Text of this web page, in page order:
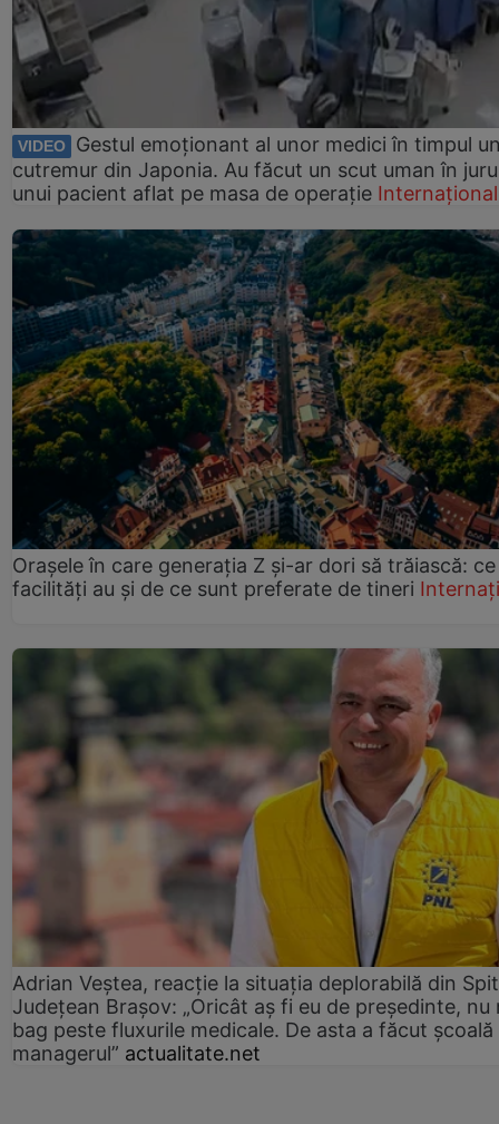
VIDEO
Gestul emoționant al unor medici în timpul
cutremur din Japonia. Au făcut un scut uman în
unui pacient aflat pe masa de operație Internațional
Orașele în care generația Z și-ar dori să trăiască: ce
facilități au și de ce sunt preferate de tineri
Adrian Veștea, reacție la situația deplorabilă din
Județean Brașov: „Oricât aș fi eu de președinte, nu
bag peste fluxurile medicale. De asta a făcut școală
managerul” actualitate.net